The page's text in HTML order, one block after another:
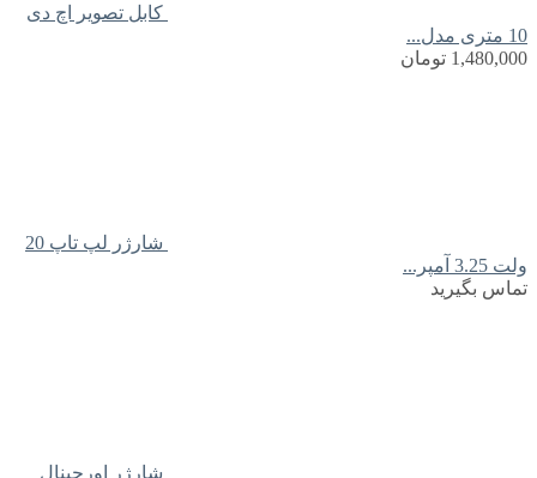
کابل تصویر اچ دی
10 متری مدل...
1,480,000 تومان
شارژر لپ تاپ 20
ولت 3.25 آمپر...
تماس بگیرید
شارژر اورجینال